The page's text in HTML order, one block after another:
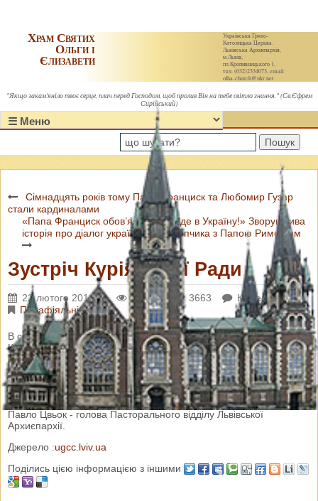
Українська Греко-
Католицька Церква.
Львівська Архиєпархія,
м.Львів,
пл.Кропивницького 1,
тел. (032)2334073, email:
olha-church@ukr.net
Храм Святих
Ольги і
Єлизавети
"Якщо закам'яніло твоє серце, плач перед Господом, щоб пролив Він на тебе світло знання." (Св.Єфрем
Сирійський)
Пошук
Сімнадцять років тому Папа Франциск та Любомир Гузар
стали кардиналами
«Папа Франциск обов’язково приїде в Україну!» Зворушлива
історія про діалог українського хлопчика з Папою Римським
Зустріч Куріяльної Ради
22 лютого 2018 р. Переглядів: 3663
Коментарі: 0
Парафіяльні новини
В середу, 21 лютого, на Святоюрській горі відбулася зустріч
Куріяльної Ради на чолі з владикою Володимиром, єпископом-
помічником Львівської Архиєпархії. Головна тема зустрічі –
підготовка і участь у заходах з нагоди 1030-ї річниці Хрещення
України.
Від нашої парафії участь в зустрічі прийняв отець -сотрудник
Павло Цвьок - голова Пасторального відділу Львівської
Архиєпархії.
Джерело :ugcc.lviv.ua
Поділись цією інформацією з іншими